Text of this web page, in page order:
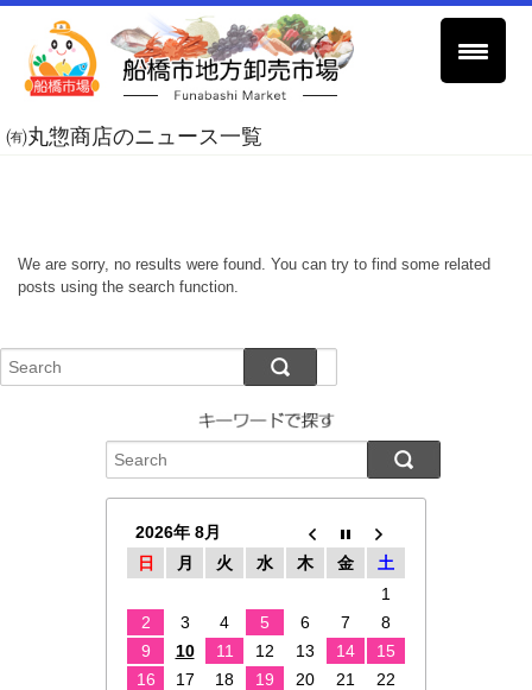
㈲丸惣商店のニュース一覧
We are sorry, no results were found. You can try to find some related
posts using the search function.
2026年 8月
日
月 火 水 木 金
土
1
2
3 4 5 6 7
8
9
10 11 12 13 14
15
16
17 18 19 20 21
22